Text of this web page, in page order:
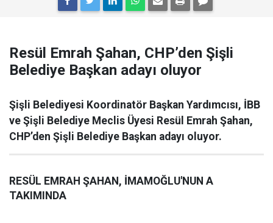
Resül Emrah Şahan, CHP’den Şişli
Belediye Başkan adayı oluyor
Şişli Belediyesi Koordinatör Başkan Yardımcısı, İBB
ve Şişli Belediye Meclis Üyesi Resül Emrah Şahan,
CHP’den Şişli Belediye Başkan adayı oluyor.
RESÜL EMRAH ŞAHAN, İMAMOĞLU'NUN A
TAKIMINDA